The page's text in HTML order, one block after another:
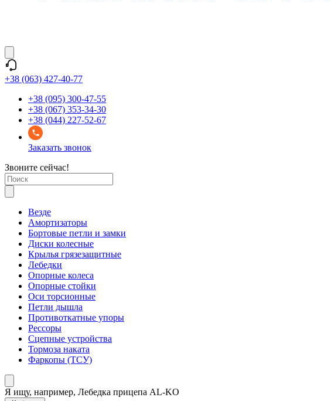
+38 (063) 427-40-77
+38 (095) 300-47-55
+38 (067) 353-34-30
+38 (044) 227-52-67
Заказать звонок
Звоните сейчас!
Везде
Амортизаторы
Бортовые петли и замки
Диски колесные
Крылья грязезащитные
Лебедки
Опорные колеса
Опорные стойки
Оси торсионные
Петли дышла
Противоткатные упоры
Рессоры
Сцепные устройства
Тормоза наката
Фаркопы (ТСУ)
Я ищу, например, Лебедка прицепа AL-KO